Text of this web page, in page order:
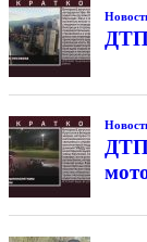
ДТП
ДТП